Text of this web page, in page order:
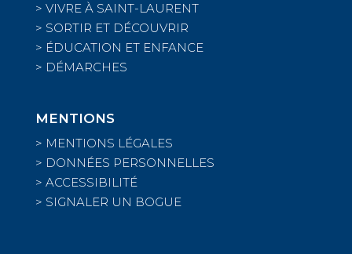
> VIVRE À SAINT-LAURENT
> SORTIR ET DÉCOUVRIR
> ÉDUCATION ET ENFANCE
> DÉMARCHES
MENTIONS
> MENTIONS LÉGALES
> DONNÉES PERSONNELLES
> ACCESSIBILITÉ
> SIGNALER UN BOGUE